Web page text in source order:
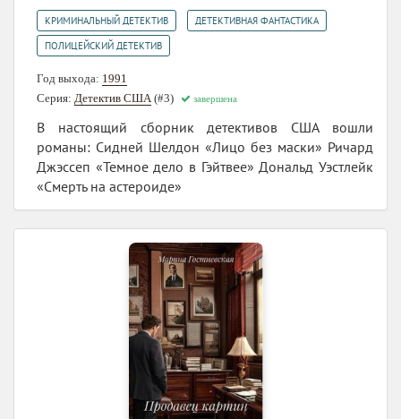
КРИМИНАЛЬНЫЙ ДЕТЕКТИВ ДЕТЕКТИВНАЯ ФАНТАСТИКА
ПОЛИЦЕЙСКИЙ ДЕТЕКТИВ
Год выхода: 1991
Серия: Детектив США(#3) завершена
В настоящий сборник детективов США вошли
романы: Сидней Шелдон «Лицо без маски» Ричард
Джэссеп «Темное дело в Гэйтвее» Дональд Уэстлейк
«Смерть на астероиде»